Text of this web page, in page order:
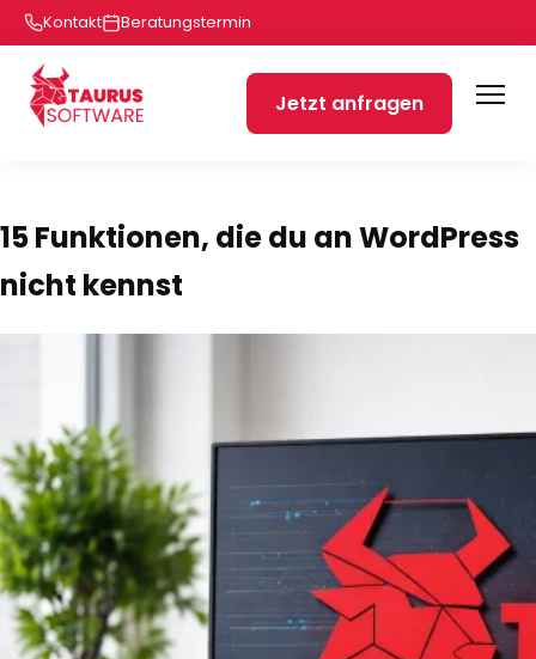
Kontakt Beratungstermin
Jetzt anfragen
15 Funktionen, die du an WordPress
nicht kennst